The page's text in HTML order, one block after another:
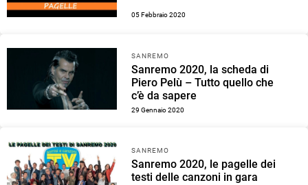
05 Febbraio 2020
SANREMO
Sanremo 2020, la scheda di
Piero Pelù – Tutto quello che
c’è da sapere
29 Gennaio 2020
SANREMO
Sanremo 2020, le pagelle dei
testi delle canzoni in gara